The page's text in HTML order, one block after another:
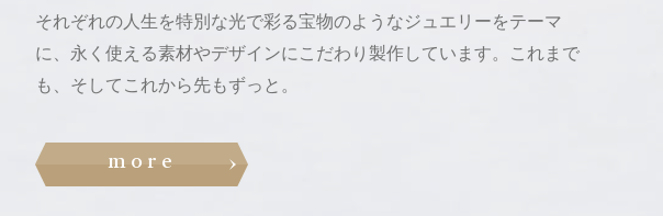
それぞれの人生を特別な光で彩る宝物のようなジュエリーをテーマ
に、 永く使える素材やデザインにこだわり 製作しています。
これまで
も、そしてこれから先もずっと。
more